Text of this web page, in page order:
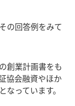
の回答例をみて
創業計画書をも
協会融資やほか
っています。